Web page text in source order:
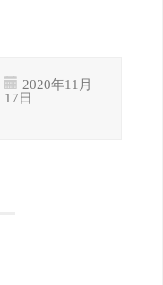
2020年11月
17日